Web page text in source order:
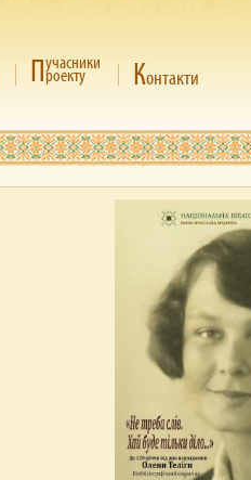
Пучасники
роекту Контакти